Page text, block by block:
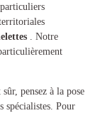
. Notre
pensez à la pose
spécialistes. Pour